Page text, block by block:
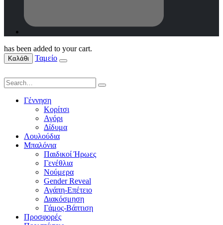
has been added to your cart.
Καλάθι Ταμείο
Γέννηση
Κορίτσι
Αγόρι
Δίδυμα
Λουλούδια
Μπαλόνια
Παιδικοί Ήρωες
Γενέθλια
Νούμερα
Gender Reveal
Αγάπη-Επέτειο
Διακόσμηση
Γάμος-Βάπτιση
Προσφορές